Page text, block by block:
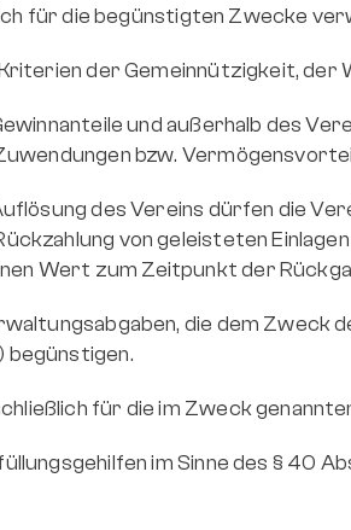
für die begünstigten Zwecke
der Gemeinnützigkeit,
und außerhalb des
bzw.
des Vereins dürfen die
von geleisteten
Wert zum Zeitpunkt der
die dem
begünstigen.
für die im Zweck
im Sinne des § 40